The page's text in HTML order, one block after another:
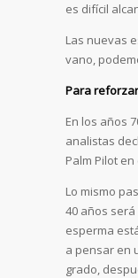
es difícil
Las nuevas
vano,
Para
En los años
analistas
Palm Pilot
Lo mismo
40 años
esperma
a pensar en
grado,